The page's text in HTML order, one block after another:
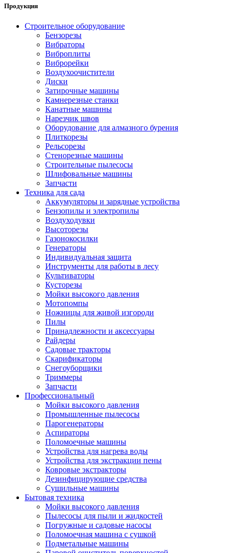
Продукция
Строительное оборудование
Бензорезы
Вибраторы
Виброплиты
Виброрейки
Воздухоочистители
Диски
Затирочные машины
Камнерезные станки
Канатные машины
Нарезчик швов
Оборудование для алмазного бурения
Плиткорезы
Рельсорезы
Стенорезные машины
Строительные пылесосы
Шлифовальные машины
Запчасти
Техника для сада
Аккумуляторы и зарядные устройства
Бензопилы и электропилы
Воздуходувки
Высоторезы
Газонокосилки
Генераторы
Индивидуальная защита
Инструменты для работы в лесу
Культиваторы
Кусторезы
Мойки высокого давления
Мотопомпы
Ножницы для живой изгороди
Пилы
Принадлежности и аксессуары
Райдеры
Садовые тракторы
Скарификаторы
Снегоуборщики
Триммеры
Запчасти
Профессиональный
Мойки высокого давления
Промышленные пылесосы
Парогенераторы
Аспираторы
Поломоечные машины
Устройства для нагрева воды
Устройства для экстракции пены
Ковровые экстракторы
Дезинфицирующие средства
Сушильные машины
Бытовая техника
Мойки высокого давления
Пылесосы для пыли и жидкостей
Погружные и садовые насосы
Поломоечная машина с сушкой
Подметальные машины